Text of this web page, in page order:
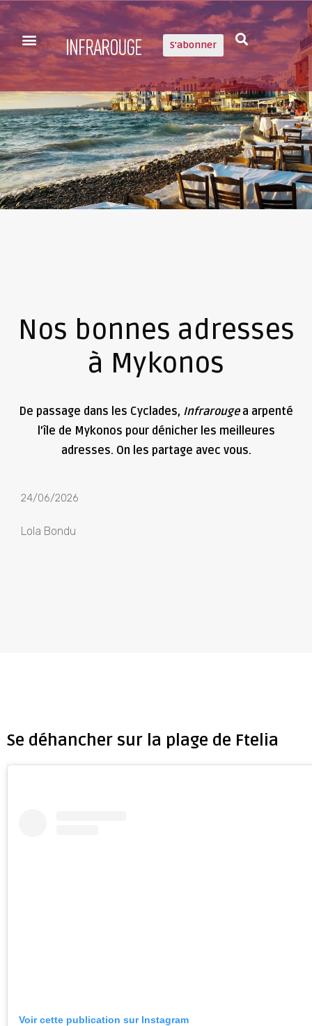
S'abonner
Nos bonnes adresses
à Mykonos
De passage dans les Cyclades, Infrarougea arpenté
l’île de Mykonos pour dénicher les meilleures
adresses. On les partage avec vous.
24/06/2026
Lola Bondu
Se déhancher sur la plage de Ftelia
Voir cette publication sur Instagram